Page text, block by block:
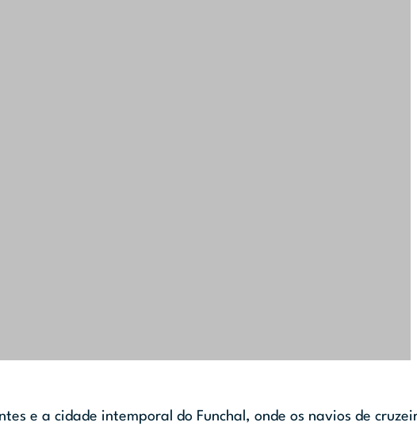
e a cidade intemporal do Funchal, onde os navios de